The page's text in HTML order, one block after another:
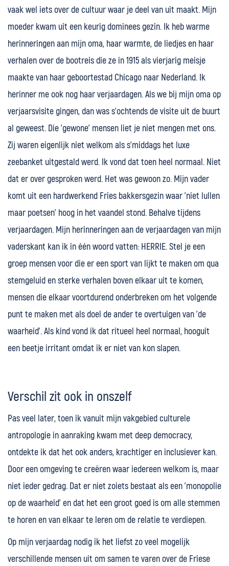
vaak wel iets over de cultuur waar je deel van uit maakt. Mijn
moeder kwam uit een keurig dominees gezin. Ik heb warme
herinneringen aan mijn oma, haar warmte, de liedjes en haar
verhalen over de bootreis die ze in 1915 als vierjarig meisje
maakte van haar geboortestad Chicago naar Nederland. Ik
herinner me ook nog haar verjaardagen. Als we bij mijn oma op
verjaarsvisite gingen, dan was s'ochtends de visite uit de buurt
al geweest. Die 'gewone' mensen liet je niet mengen met ons.
Zij waren eigenlijk niet welkom als s'middags het luxe
zeebanket uitgestald werd. Ik vond dat toen heel normaal. Niet
dat er over gesproken werd. Het was gewoon zo. Mijn vader
komt uit een hardwerkend Fries bakkersgezin waar 'niet lullen
maar poetsen' hoog in het vaandel stond. Behalve tijdens
verjaardagen. Mijn herinneringen aan de verjaardagen van mijn
vaderskant kan ik in één woord vatten: HERRIE. Stel je een
groep mensen voor die er een sport van lijkt te maken om qua
stemgeluid en sterke verhalen boven elkaar uit te komen,
mensen die elkaar voortdurend onderbreken om het volgende
punt te maken met als doel de ander te overtuigen van 'de
waarheid'. Als kind vond ik dat ritueel heel normaal, hooguit
een beetje irritant omdat ik er niet van kon slapen.
Verschil zit ook in onszelf
Pas veel later, toen ik vanuit mijn vakgebied culturele
antropologie in aanraking kwam met deep democracy,
ontdekte ik dat het ook anders, krachtiger en inclusiever kan.
Door een omgeving te creëren waar iedereen welkom is, maar
niet ieder gedrag. Dat er niet zoiets bestaat als een 'monopolie
op de waarheid' en dat het een groot goed is om alle stemmen
te horen en van elkaar te leren om de relatie te verdiepen.
Op mijn verjaardag nodig ik het liefst zo veel mogelijk
verschillende mensen uit om samen te varen over de Friese